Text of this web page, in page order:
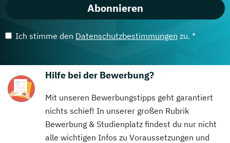
Abonnieren
Ich stimme den Datenschutzbestimmungen zu. *
Hilfe bei der Bewerbung?
Mit unseren Bewerbungstipps geht garantiert
nichts schief! In unserer großen Rubrik
Bewerbung & Studienplatz findest du nur nicht
alle wichtigen Infos zu Voraussetzungen und